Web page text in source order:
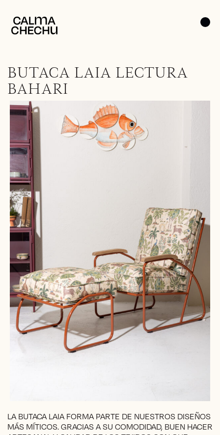
BUTACA LAIA LECTURA
BAHARI
LA BUTACA LAIA FORMA PARTE DE NUESTROS DISEÑOS
MÁS MÍTICOS. GRACIAS A SU COMODIDAD, BUEN HACER